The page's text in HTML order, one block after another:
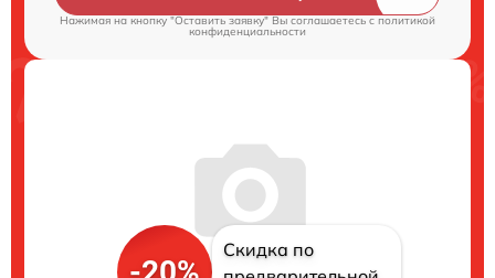
Нажимая на кнопку "Оставить заявку" Вы соглашаетесь cполитикой
конфиденциальности
Скидка по